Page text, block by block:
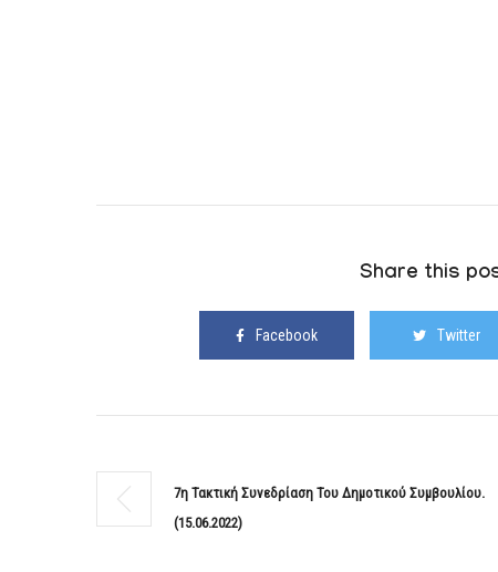
Share this
Facebook Twitter
7η Τακτική Συνεδρίαση Του Δημοτικού Συμβουλίου.
(15.06.2022)